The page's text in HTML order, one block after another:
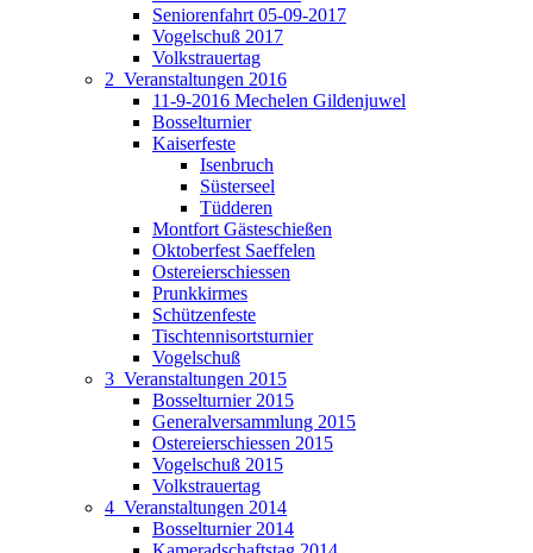
Seniorenfahrt 05-09-2017
Vogelschuß 2017
Volkstrauertag
2_Veranstaltungen 2016
11-9-2016 Mechelen Gildenjuwel
Bosselturnier
Kaiserfeste
Isenbruch
Süsterseel
Tüdderen
Montfort Gästeschießen
Oktoberfest Saeffelen
Ostereierschiessen
Prunkkirmes
Schützenfeste
Tischtennisortsturnier
Vogelschuß
3_Veranstaltungen 2015
Bosselturnier 2015
Generalversammlung 2015
Ostereierschiessen 2015
Vogelschuß 2015
Volkstrauertag
4_Veranstaltungen 2014
Bosselturnier 2014